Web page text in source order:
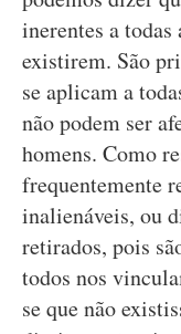
inerentes a todas
existirem. São
se aplicam a
não podem ser
homens. Como
frequentemente
inalienáveis, ou
retirados, pois
todos nos
se que não